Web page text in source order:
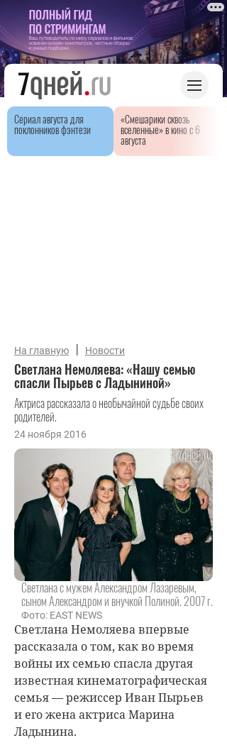
Сериал августа для
поклонников фэнтези
«Смешарики сквозь
вселенные» в кино с 6
августа
На главную | Новости
Светлана Немоляева: «Нашу семью
спасли Пырьев с Ладыниной»
Актриса рассказала о необычайной судьбе своих
родителей.
24 ноября 2016
Светлана с мужем Александром Лазаревым,
сыном Александром и внучкой Полиной. 2007 г.
Фото: EAST NEWS
Светлана Немоляевавпервые
рассказала о том, как во время
войны их семью спасла другая
известная кинематографическая
семья — режиссер Иван Пырьев
и его жена актрисаМарина
Ладынина.